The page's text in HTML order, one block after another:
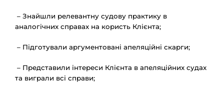
– Знайшли релевантну судову практику в
аналогічних справах на користь Клієнта;
– Підготували аргументовані апеляційні скарги;
– Представили інтереси Клієнта в апеляційних судах
та виграли всі справи;